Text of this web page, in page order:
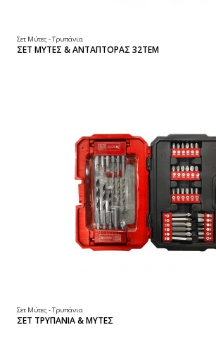
Σετ Μύτες - Τρυπάνια
ΣΕΤ ΜΥΤΕΣ & ΑΝΤΑΠΤΟΡΑΣ 32TEM
Σετ Μύτες - Τρυπάνια
ΣΕΤ ΤΡΥΠΑΝΙΑ & ΜΥΤΕΣ